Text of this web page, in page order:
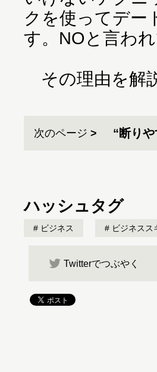
クを使ってデー
す。NOと言わ
その理由を解
次のページ “断り
ハッシュタグ
ビジネス ビジネスス
Twitterでつぶやく